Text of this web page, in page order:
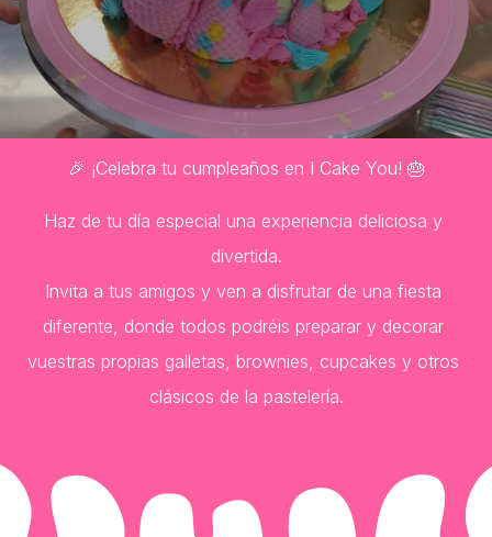
🎉 ¡Celebra tu cumpleaños en I Cake You! 🎂
Haz de tu día especial una experiencia deliciosa y
divertida.
Invita a tus amigos y ven a disfrutar de una fiesta
diferente, donde todos podréis preparar y decorar
vuestras propias galletas, brownies, cupcakes y otros
clásicos de la pastelería.